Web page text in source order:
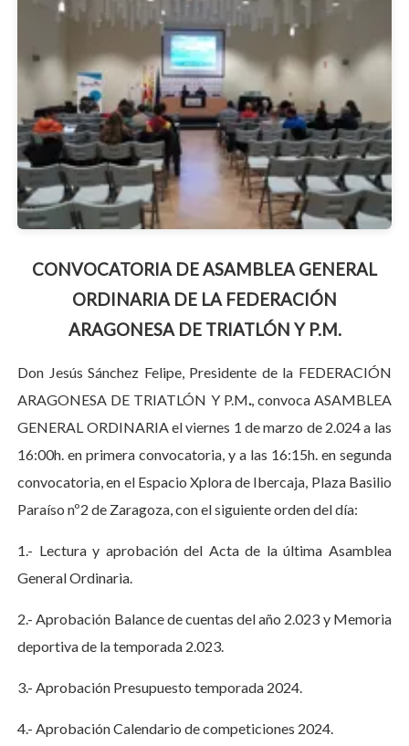
CONVOCATORIA DE ASAMBLEA GENERAL
ORDINARIA DE LA FEDERACIÓN
ARAGONESA DE TRIATLÓN Y P.M.
Don Jesús Sánchez Felipe, Presidente de la FEDERACIÓN
ARAGONESA DE TRIATLÓN Y P.M., convoca ASAMBLEA
GENERAL ORDINARIA el viernes 1 de marzo de 2.024 a las
16:00h. en primera convocatoria, y a las 16:15h. en segunda
convocatoria, en el Espacio Xplora de Ibercaja, Plaza Basilio
Paraíso nº2 de Zaragoza, con el siguiente orden del día:
1.- Lectura y aprobación del Acta de la última Asamblea
General Ordinaria.
2.- Aprobación Balance de cuentas del año 2.023 y Memoria
deportiva de la temporada 2.023.
3.- Aprobación Presupuesto temporada 2024.
4.- Aprobación Calendario de competiciones 2024.